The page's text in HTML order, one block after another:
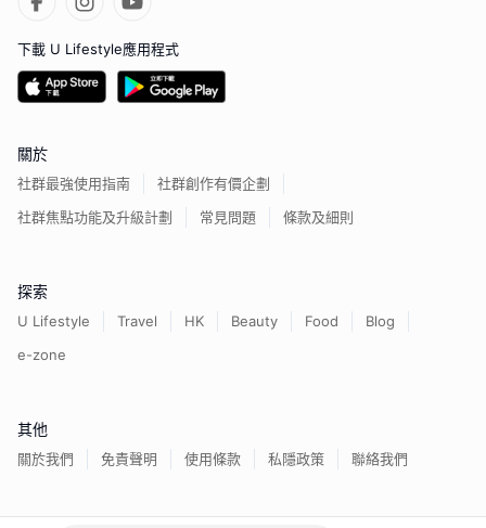
下載 U Lifestyle應用程式
關於
社群最強使用指南
社群創作有價企劃
社群焦點功能及升級計劃
常見問題 條款及細則
探索
U Lifestyle Travel HK Beauty Food
Blog
e-zone
其他
關於我們 免責聲明 使用條款 私隱政策 聯絡我們